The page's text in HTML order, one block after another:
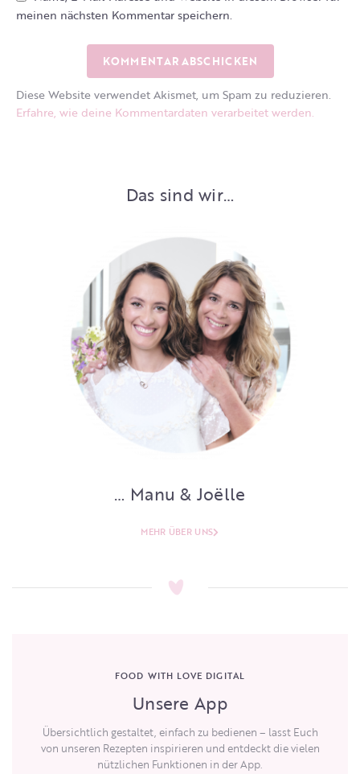
meinen nächsten Kommentar speichern.
Diese Website verwendet Akismet, um Spam zu reduzieren.
Erfahre, wie deine Kommentardaten verarbeitet werden.
Das sind wir…
… Manu & Joëlle
MEHR ÜBER UNS
FOOD WITH LOVE DIGITAL
Unsere App
Übersichtlich gestaltet, einfach zu bedienen – lasst Euch
von unseren Rezepten inspirieren und entdeckt die vielen
nützlichen Funktionen in der App.